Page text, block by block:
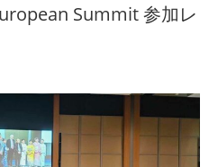
Summit 参加レ